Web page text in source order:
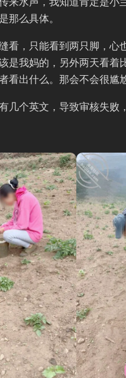
那么具体。
看，只能看到两只脚，心
我妈的，另外两天看着
看出什么。那会不会很尴
几个英文，导致审核失败